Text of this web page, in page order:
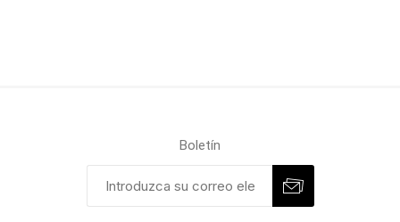
Boletín